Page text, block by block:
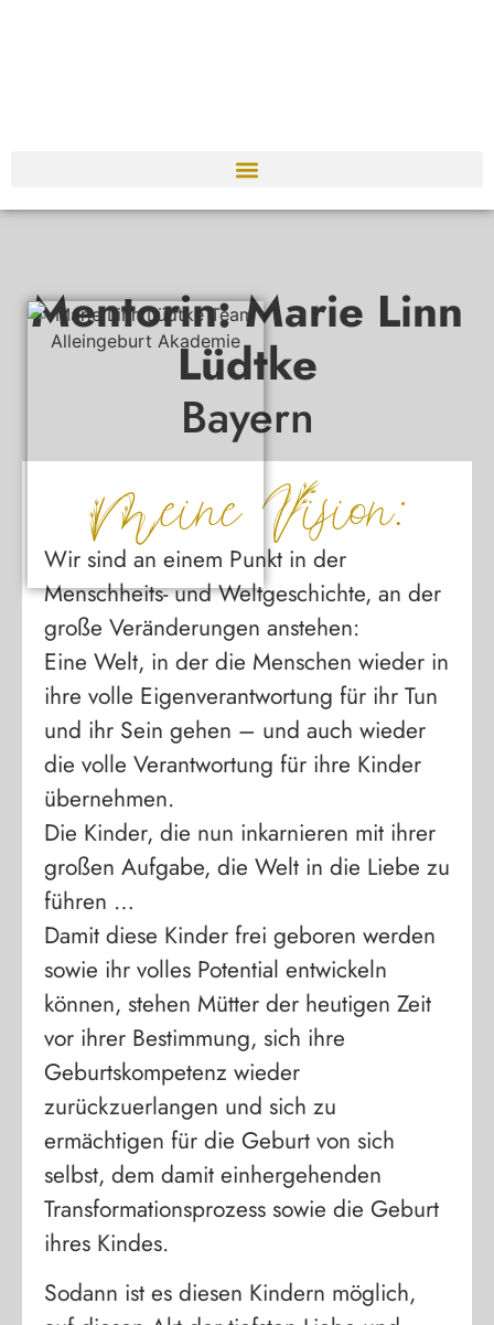
Mentorin: Marie Linn
Lüdtke
Bayern
Meine Vision:
Wir sind an einem Punkt in der
Menschheits- und Weltgeschichte, an der
große Veränderungen anstehen:
Eine Welt, in der die Menschen wieder in
ihre volle Eigenverantwortung für ihr Tun
und ihr Sein gehen – und auch wieder
die volle Verantwortung für ihre Kinder
übernehmen.
Die Kinder, die nun inkarnieren mit ihrer
großen Aufgabe, die Welt in die Liebe zu
führen …
Damit diese Kinder frei geboren werden
sowie ihr volles Potential entwickeln
können, stehen Mütter der heutigen Zeit
vor ihrer Bestimmung, sich ihre
Geburtskompetenz wieder
zurückzuerlangen und sich zu
ermächtigen für die Geburt von sich
selbst, dem damit einhergehenden
Transformationsprozess sowie die Geburt
ihres Kindes.
Sodann ist es diesen Kindern möglich,